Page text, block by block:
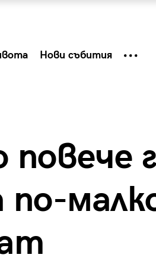
Нови събития
повече
по-
Prelude: как